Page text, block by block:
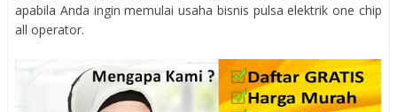
apabila Anda ingin memulai usaha bisnis pulsa elektrik one chip
all operator.